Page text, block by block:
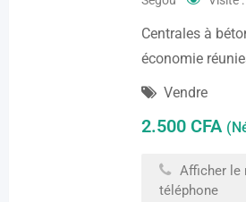
Centrales à
économie
Vendre
2.500 CFA
Afficher le
téléphone